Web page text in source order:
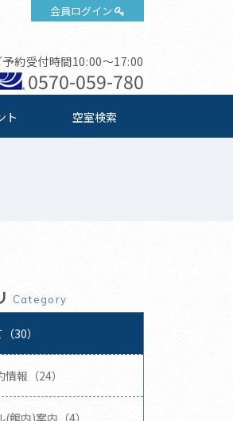
会員ログイン
予約受付時間10:00～17:00
0570-059-780
ト 空室検索
Category
30）
情報（24）
(館内)案内（4）